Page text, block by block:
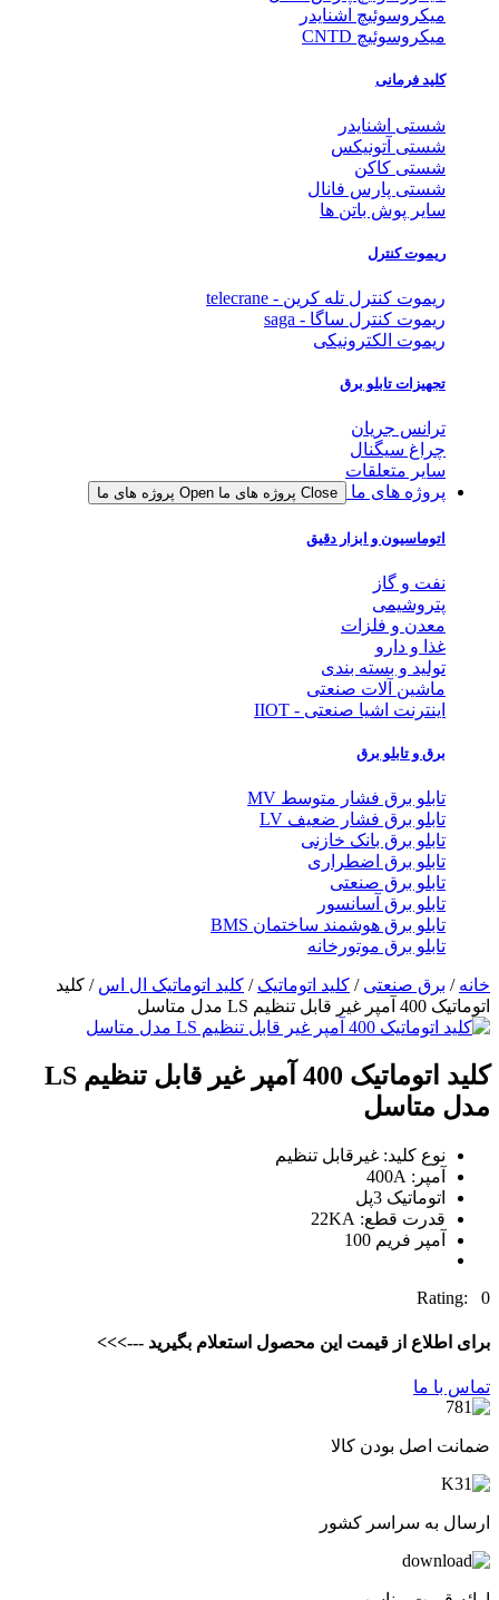
میکروسوئیچ اشنایدر
میکروسوئیچ CNTD
کلید فرمانی
شستی اشنایدر
شستی آتونیکس
شستی کاکن
شستی پارس فانال
سایر پوش باتن ها
ریموت کنترل
ریموت کنترل تله کرین - telecrane
ریموت کنترل ساگا - saga
ریموت الکترونیکی
تجهیزات تابلو برق
ترانس جریان
چراغ سیگنال
سایر متعلقات
پروژه های ما
Close پروژه های ما Open پروژه های ما
اتوماسیون و ابزار دقیق
نفت و گاز
پتروشیمی
معدن و فلزات
غذا و دارو
تولید و بسته بندی
ماشین آلات صنعتی
اینترنت اشیا صنعتی - IIOT
برق و تابلو برق
تابلو برق فشار متوسط MV
تابلو برق فشار ضعیف LV
تابلو برق بانک خازنی
تابلو برق اضطراری
تابلو برق صنعتی
تابلو برق آسانسور
تابلو برق هوشمند ساختمان BMS
تابلو برق موتورخانه
خانه / برق صنعتی / کلید اتوماتیک / کلید اتوماتیک ال اس / کلید
اتوماتیک 400 آمپر غیر قابل تنظیم LS مدل متاسل
کلید اتوماتیک 400 آمپر غیر قابل تنظیم LS
مدل متاسل
نوع کلید: غیرقابل تنظیم
آمپر: 400A
اتوماتیک 3پل
قدرت قطع: 22KA
آمپر فریم 100
Rating: 0
برای اطلاع از قیمت این محصول استعلام بگیرید --->>>
تماس با ما
ضمانت اصل بودن کالا
ارسال به سراسر کشور